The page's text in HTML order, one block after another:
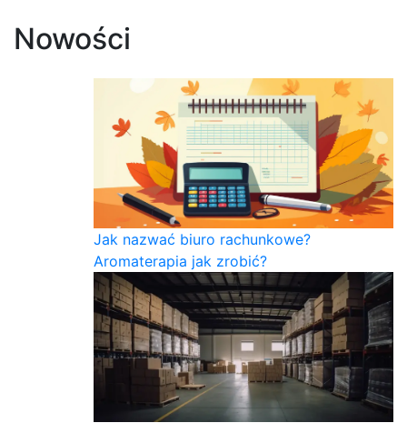
Nowości
Jak nazwać biuro rachunkowe?
Aromaterapia jak zrobić?